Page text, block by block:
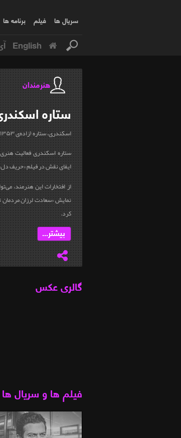
سریال ها فیلم برنامه ها
English
هنرمندان
ستاره
اسکندری، ستاره (زاده‌ی ۱۳۵۳، تربت حیدریه)
ایفای نقش در فیلم «حریف
از افتخارات این هنرمند،
کرد.
...بیشتر...
گالری عکس
فیلم ها و سریال ها